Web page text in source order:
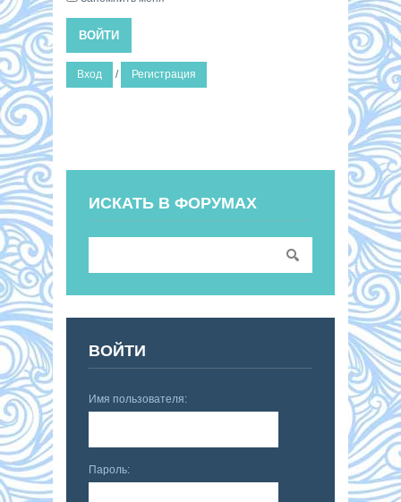
ВОЙТИ
Вход / Регистрация
ИСКАТЬ В ФОРУМАХ
ВОЙТИ
Имя пользователя:
Пароль: